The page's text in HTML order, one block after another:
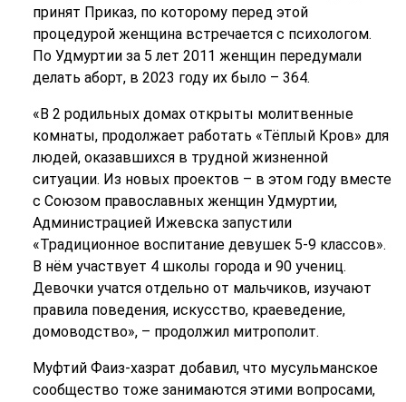
принят Приказ, по которому перед этой
процедурой женщина встречается с психологом.
По Удмуртии за 5 лет 2011 женщин передумали
делать аборт, в 2023 году их было – 364.
«В 2 родильных домах открыты молитвенные
комнаты, продолжает работать «Тёплый Кров» для
людей, оказавшихся в трудной жизненной
ситуации. Из новых проектов – в этом году вместе
с Союзом православных женщин Удмуртии,
Администрацией Ижевска запустили
«Традиционное воспитание девушек 5-9 классов».
В нём участвует 4 школы города и 90 учениц.
Девочки учатся отдельно от мальчиков, изучают
правила поведения, искусство, краеведение,
домоводство», – продолжил митрополит.
Муфтий Фаиз-хазрат добавил, что мусульманское
сообщество тоже занимаются этими вопросами,